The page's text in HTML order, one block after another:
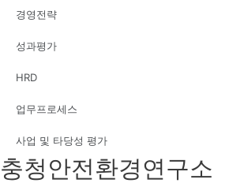
경영전략
성과평가
HRD
업무프로세스
사업 및 타당성 평가
충청안전환경연구소